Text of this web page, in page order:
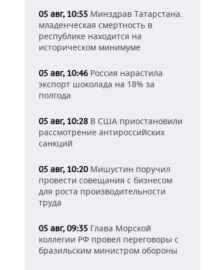
05 авг, 10:55 Минздрав Татарстана:
младенческая смертность в
республике находится на
историческом минимуме
05 авг, 10:46 Россия нарастила
экспорт шоколада на 18% за
полгода
05 авг, 10:28 В США приостановили
рассмотрение антироссийских
санкций
05 авг, 10:20Мишустин поручил
провести совещания с бизнесом
для роста производительности
труда
05 авг, 09:35 Глава Морской
коллегии РФ провел переговоры с
бразильским министром обороны